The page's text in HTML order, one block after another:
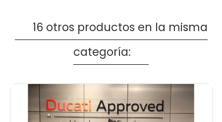
Posibilidad de financiación, pídenos información sin
Le invitamos a que visite nuestras instalaciones y podrá
16 otros productos en la misma
categoría: